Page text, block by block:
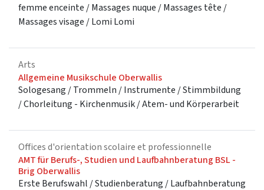
femme enceinte / Massages nuque / Massages tête /
Massages visage / Lomi Lomi
Arts
Allgemeine Musikschule Oberwallis
Sologesang / Trommeln / Instrumente / Stimmbildung
/ Chorleitung - Kirchenmusik / Atem- und Körperarbeit
Offices d'orientation scolaire et professionnelle
AMT für Berufs-, Studien und Laufbahnberatung BSL -
Brig Oberwallis
Erste Berufswahl / Studienberatung / Laufbahnberatung